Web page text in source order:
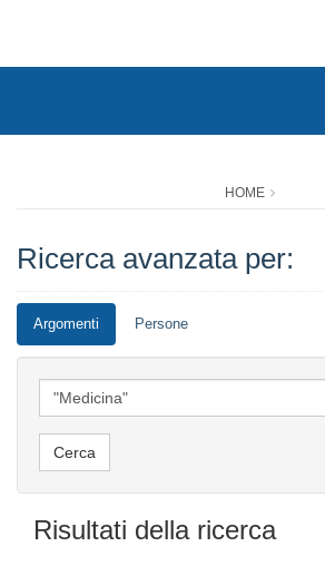
HOME
Ricerca avanzata per:
Argomenti Persone
Risultati della ricerca